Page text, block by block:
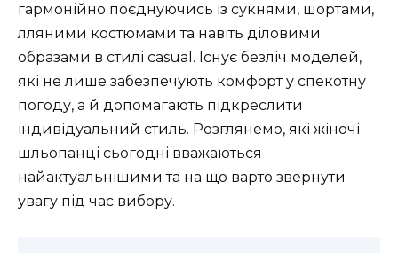
гармонійно поєднуючись із сукнями, шортами,
лляними костюмами та навіть діловими
образами в стилі casual. Існує безліч моделей,
які не лише забезпечують комфорт у спекотну
погоду, а й допомагають підкреслити
індивідуальний стиль. Розглянемо, які жіночі
шльопанці сьогодні вважаються
найактуальнішими та на що варто звернути
увагу під час вибору.